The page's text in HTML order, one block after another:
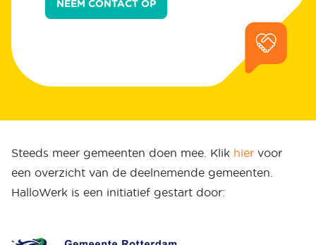
NEEM CONTACT OP
Steeds meer gemeenten doen mee. Klik hier voor
een overzicht van de deelnemende gemeenten.
HalloWerk is een initiatief gestart door: